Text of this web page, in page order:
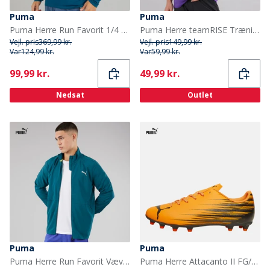
Puma
Puma Herre Run Favorit 1/4 Zip Løbe T-shirt Ocean Tropic
Vejl. pris369,99 kr.
Var124,99 kr.
Current
99,99 kr.
Nedsat
Puma
Puma Herre teamRISE Trænings T-shirt Prism Violet/Puma Sort/Puma Hvid
Vejl. pris149,99 kr.
Var59,99 kr.
Current
49,99 kr.
Outlet
Puma
Puma Herre Run Favorit Vævet Løbejakke Ocean Tropic
Puma
Puma Herre Attacanto II FG/AG Fast / Kunstgræs Fodboldstøvler Heat Fire / Puma Black